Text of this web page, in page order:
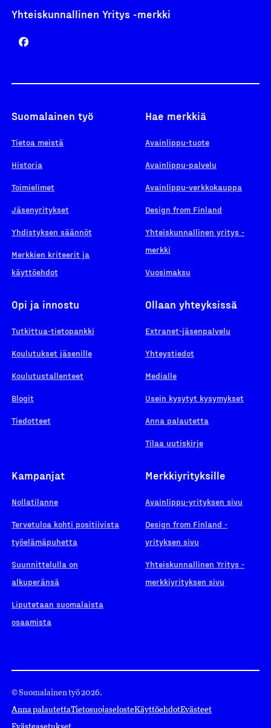
Yhteiskunnallinen Yritys -merkki
Suomalainen työ
Tietoa meistä
Historia
Toimielimet
Jäsenyritykset
Yhdistyksen säännöt
Merkkien kriteerit ja
käyttöehdot
Hae merkkiä
Avainlippu-tuote
Avainlippu-palvelu
Avainlippu-verkkokauppa
Design from Finland
Yhteiskunnallinen yritys -
merkki
Vuosimaksu
Opi ja innostu
Tutkittua-tietopankki
Koulutukset jäsenille
Koulutustallenteet
Blogit
Tiedotteet
Ollaan yhteyksissä
Extranet-jäsenpalvelu
Yhteystiedot
Medialle
Usein kysytyt kysymykset
Anna palautetta
Tilaa uutiskirje
Kampanjat
Nollatilanne
Tervetuloa kohti positiivista
työelämäpuhetta
Suunnittelulla on
alkuperänsä
Liputetaan suomalaista
osaamista
Merkkiyrityksille
Avainlippu-yrityksen sivu
Design from Finland -
yrityksen sivu
Yhteiskunnallinen Yritys -
merkkiyrityksen sivu
© Suomalainen työ 2026.
Anna palautettaTietosuojaselosteKäyttöehdotEvästeet